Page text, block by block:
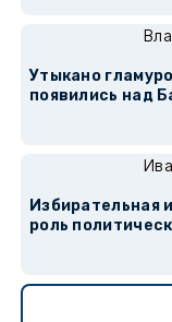
Утыкано
появились над
Избирательная
роль